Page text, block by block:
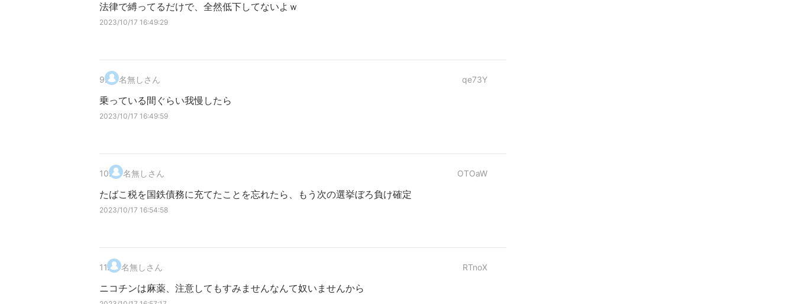
法律で縛ってるだけで、全然低下してないよｗ
2023/10/17 16:49:29
9. 名無しさん qe73Y
乗っている間ぐらい我慢したら
2023/10/17 16:49:59
10. 名無しさん OTOaW
たばこ税を国鉄債務に充てたことを忘れたら、もう次の選挙ぼろ負け確定
2023/10/17 16:54:58
11. 名無しさん RTnoX
ニコチンは麻薬、注意してもすみませんなんて奴いませんから